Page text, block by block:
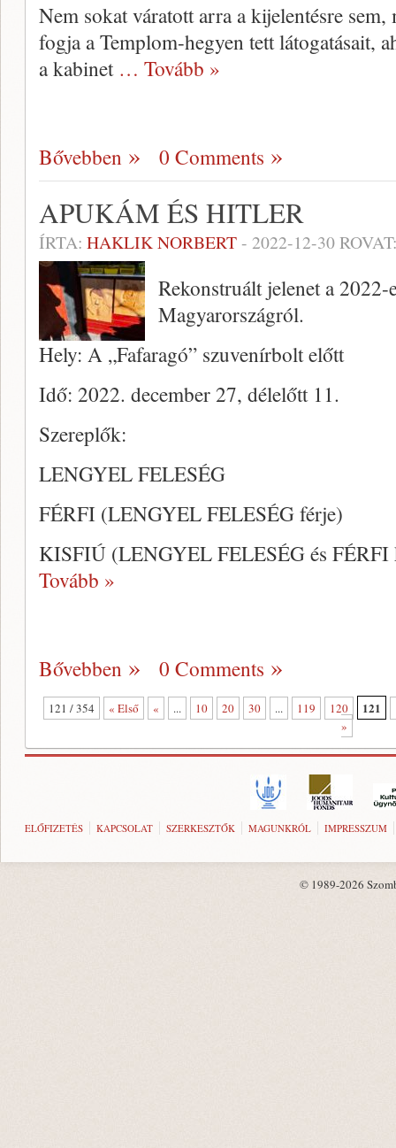
Nem sokat váratott arra a kijelentésre
fogja a Templom-hegyen tett látogatásait,
a kabinet … Tovább »
Bővebben 0 Comments
APUKÁM ÉS HITLER
ÍRTA: HAKLIK NORBERT- 2022-12-30
Rekonstruált jelenet a
Magyarországról.
Hely: A „Fafaragó” szuvenírbolt előtt
Idő: 2022. december 27, délelőtt 11.
Szereplők:
LENGYEL FELESÉG
FÉRFI (LENGYEL FELESÉG férje)
KISFIÚ (LENGYEL FELESÉG és FÉRFI
Tovább »
Bővebben 0 Comments
121 / 354 « Első « ... 10 20 30 ... 119 120 121
»
ELŐFIZETÉS KAPCSOLAT SZERKESZTŐK MAGUNKRÓL IMPRESSZUM
© 1989-2026